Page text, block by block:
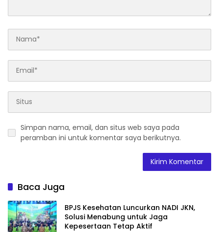
Simpan nama, email, dan situs web saya pada
peramban ini untuk komentar saya berikutnya.
Baca Juga
BPJS Kesehatan Luncurkan NADI JKN,
Solusi Menabung untuk Jaga
Kepesertaan Tetap Aktif